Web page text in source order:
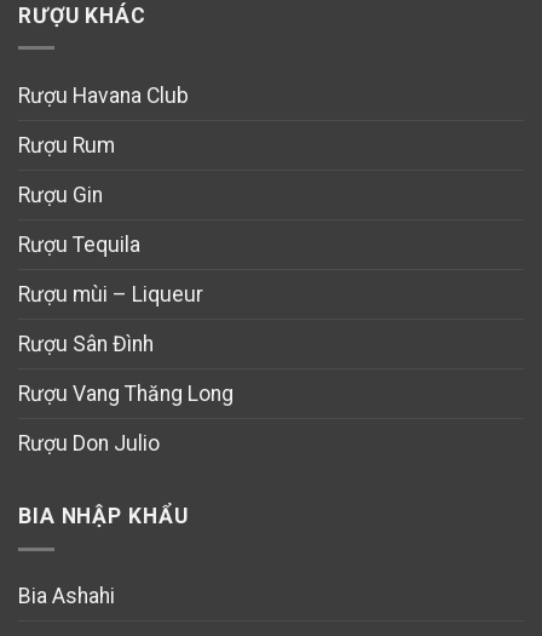
RƯỢU KHÁC
Rượu Havana Club
Rượu Rum
Rượu Gin
Rượu Tequila
Rượu mùi – Liqueur
Rượu Sân Đình
Rượu Vang Thăng Long
Rượu Don Julio
BIA NHẬP KHẨU
Bia Ashahi